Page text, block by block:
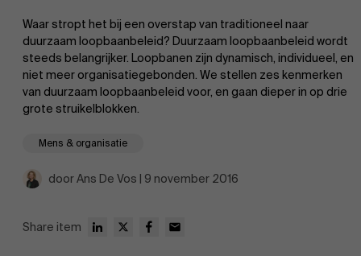
EN
Mens & organisatie
Waar stropt het bij een overstap van traditioneel naar
duurzaam loopbaanbeleid? Duurzaam loopbaanbeleid wordt
steeds belangrijker. Loopbanen zijn dynamisch, individueel, en
niet meer organisatiegebonden. We stellen zes kenmerken
van duurzaam loopbaanbeleid voor, en gaan dieper in op drie
grote struikelblokken.
door Ans De Vos | 9 november 2016
Share item